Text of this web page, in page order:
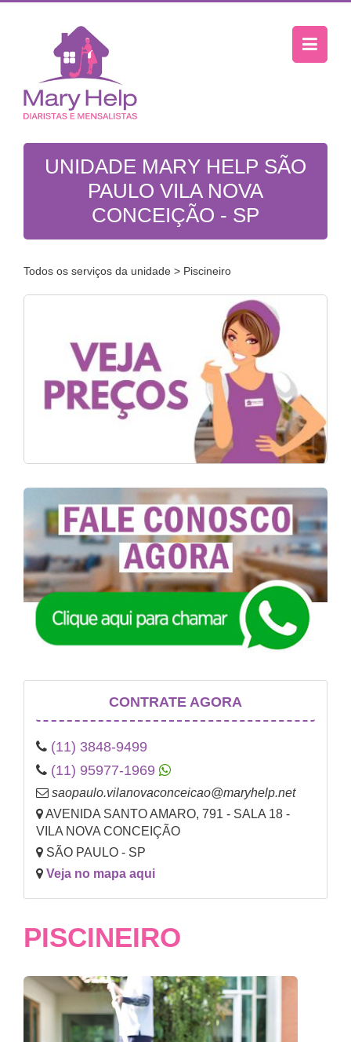
UNIDADE MARY HELP SÃO
PAULO VILA NOVA
CONCEIÇÃO - SP
Todos os serviços da unidade > Piscineiro
CONTRATE AGORA
(11) 3848-9499
(11) 95977-1969
saopaulo.vilanovaconceicao@maryhelp.net
AVENIDA SANTO AMARO, 791 - SALA 18 -
VILA NOVA CONCEIÇÃO
SÃO PAULO - SP
Veja no mapa aqui
PISCINEIRO